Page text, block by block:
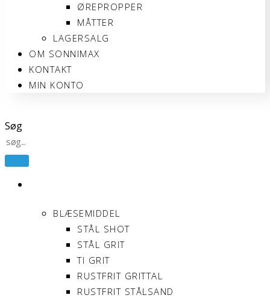
ØREPROPPER
MÅTTER
LAGERSALG
OM SONNIMAX
KONTAKT
MIN KONTO
Søg
BLÆSEMIDDEL
STÅL SHOT
STÅL GRIT
TI GRIT
RUSTFRIT GRITTAL
RUSTFRIT STÅLSAND